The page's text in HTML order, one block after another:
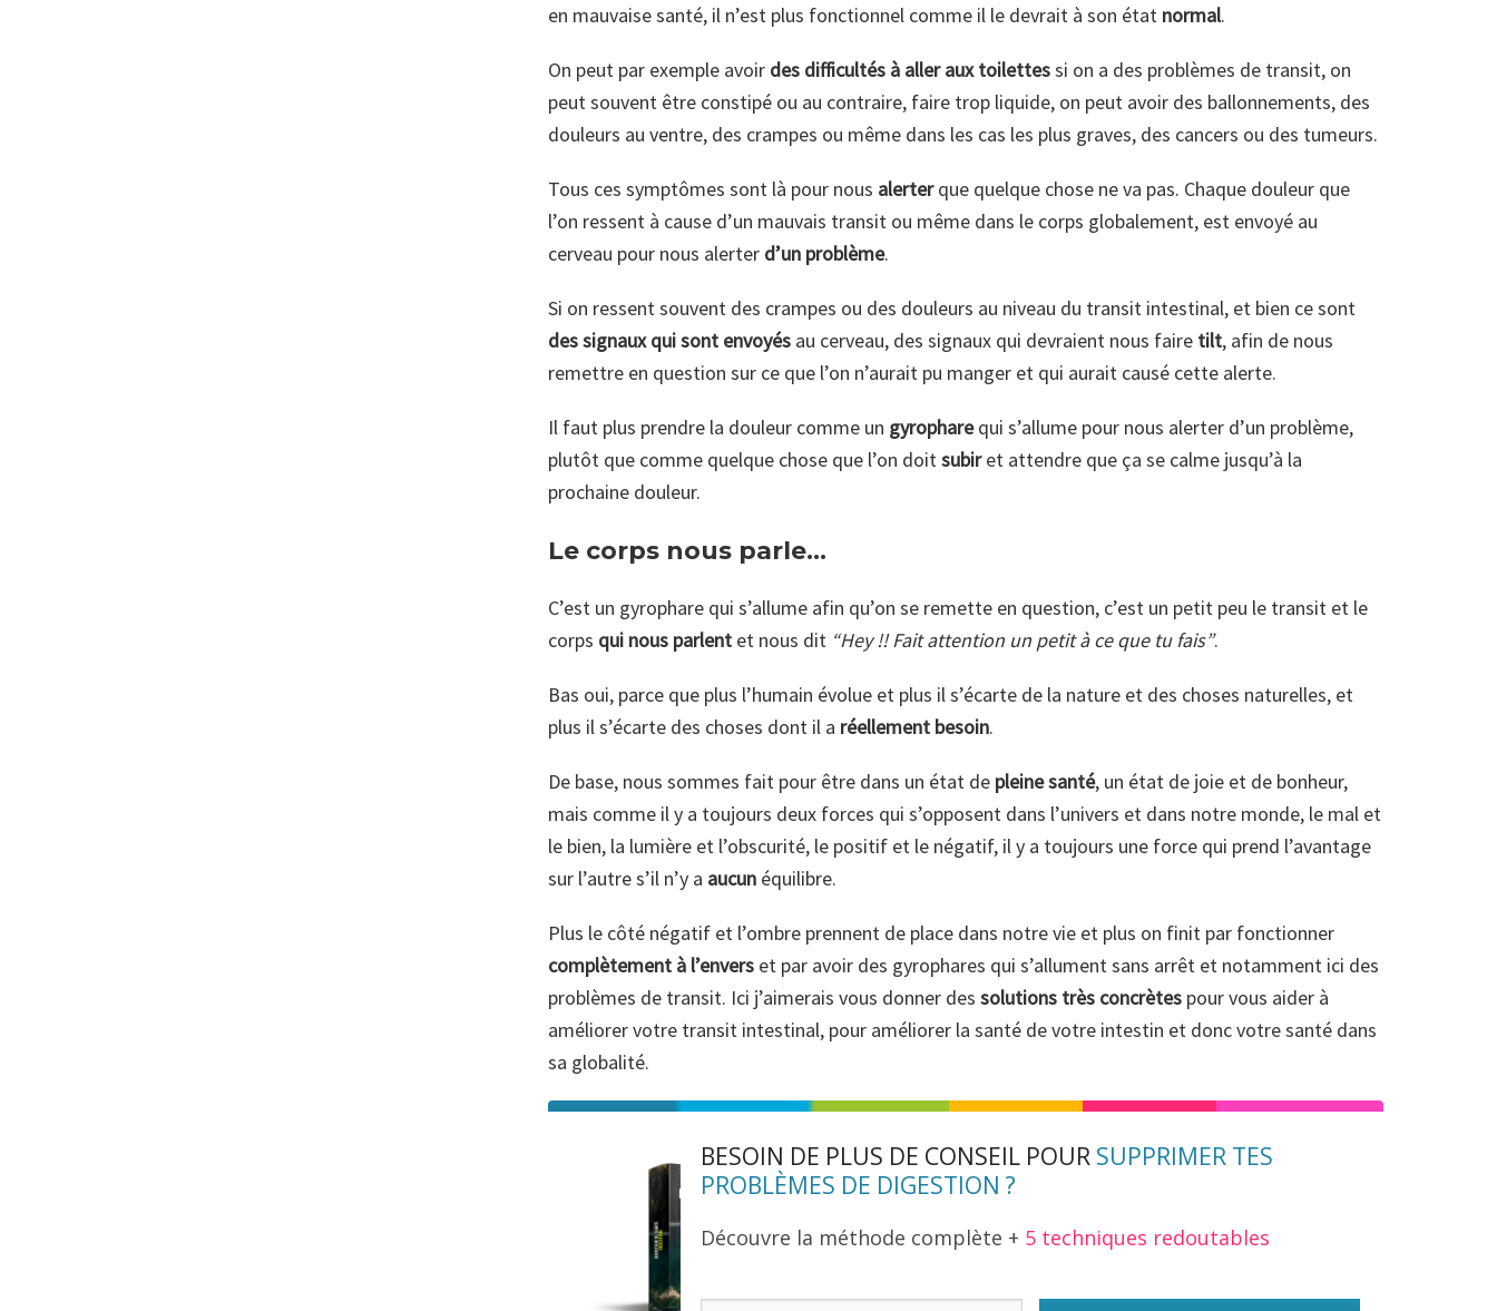
en mauvaise santé, il n’est plus fonctionnel comme il le devrait à son état normal.
On peut par exemple avoir des difficultés à aller aux toilettessi on a des problèmes de transit, on
peut souvent être constipé ou au contraire, faire trop liquide, on peut avoir des ballonnements, des
douleurs au ventre, des crampes ou même dans les cas les plus graves, des cancers ou des tumeurs.
Tous ces symptômes sont là pour nous alerterque quelque chose ne va pas. Chaque douleur que
l’on ressent à cause d’un mauvais transit ou même dans le corps globalement, est envoyé au
cerveau pour nous alerter d’un problème.
Si on ressent souvent des crampes ou des douleurs au niveau du transit intestinal, et bien ce sont
des signaux qui sont envoyés au cerveau, des signaux qui devraient nous faire tilt, afin de nous
remettre en question sur ce que l’on n’aurait pu manger et qui aurait causé cette alerte.
Il faut plus prendre la douleur comme un gyropharequi s’allume pour nous alerter d’un problème,
plutôt que comme quelque chose que l’on doitsubiret attendre que ça se calme jusqu’à la
prochaine douleur.
Le corps nous parle…
C’est un gyrophare qui s’allume afin qu’on se remette en question, c’est un petit peu le transit et le
corps qui nous parlent et nous dit “Hey !! Fait attention un petit à ce que tu fais”.
Bas oui, parce que plus l’humain évolue et plus il s’écarte de la nature et des choses naturelles, et
plus il s’écarte des choses dont il a réellement besoin.
De base, nous sommes fait pour être dans un état de pleine santé, un état de joie et de bonheur,
mais comme il y a toujours deux forces qui s’opposent dans l’univers et dans notre monde, le mal et
le bien, la lumière et l’obscurité, le positif et le négatif, il y a toujours une force qui prend l’avantage
sur l’autre s’il n’y a aucun équilibre.
Plus le côté négatif et l’ombre prennent de place dans notre vie et plus on finit par fonctionner
complètement à l’envers et par avoir des gyrophares qui s’allument sans arrêt et notamment ici des
problèmes de transit. Ici j’aimerais vous donner des solutions très concrètes pour vous aider à
améliorer votre transit intestinal, pour améliorer la santé de votre intestin et donc votre santé dans
sa globalité.
BESOIN DE PLUS DE CONSEIL POUR SUPPRIMER TES
PROBLÈMES DE DIGESTION ?
Découvre la méthode complète + 5 techniques redoutables